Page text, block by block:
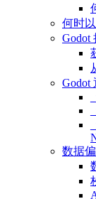
何时
Godot
Godot
数据